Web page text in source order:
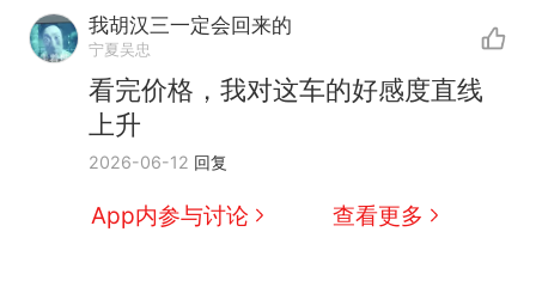
我胡汉三一定会回来的
宁夏吴忠
看完价格，我对这车的好感度直线
上升
2026-06-12 回复
App内参与讨论 查看更多
那个在床头放菜刀的女孩，
因老师一句“跟我回家”改写了
人生
新 制裁瓜子饺子，美国怕什